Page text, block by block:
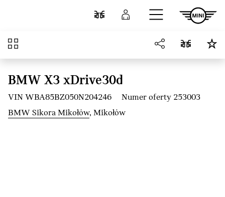
Przejdź do głównej treści
Porównaj Zaloguj się
Przegląd
BMW X3 xDrive30d
VIN WBA85BZ050N204246
Numer oferty 253003
BMW Sikora Mikołów, Mikołów